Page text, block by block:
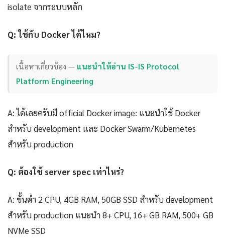
isolate จากระบบหลัก
Q: ใช้กับ Docker ได้ไหม?
เนื้อหาเกี่ยวข้อง — แนะนำให้อ่าน IS-IS Protocol
Platform Engineering
A: ได้เลยครับมี official Docker image: แนะนำใช้ Docker
สำหรับ development และ Docker Swarm/Kubernetes
สำหรับ production
Q: ต้องใช้ server spec เท่าไหร่?
A: ขั้นต่ำ 2 CPU, 4GB RAM, 50GB SSD สำหรับ development
สำหรับ production แนะนำ 8+ CPU, 16+ GB RAM, 500+ GB
NVMe SSD